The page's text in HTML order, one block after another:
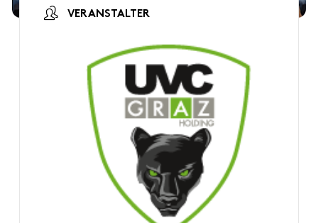
VERANSTALTER